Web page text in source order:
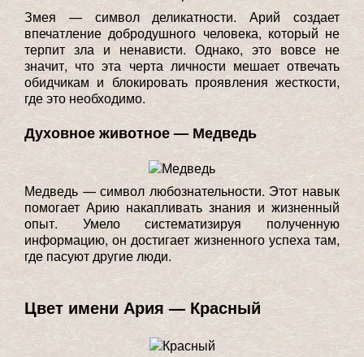
Змея — символ деликатности. Арий создает
впечатление добродушного человека, который не
терпит зла и ненависти. Однако, это вовсе не
значит, что эта черта личности мешает отвечать
обидчикам и блокировать проявления жесткости,
где это необходимо.
Духовное животное — Медведь
Медведь — символ любознательности. Этот навык
помогает Арию накапливать знания и жизненный
опыт. Умело систематизируя полученную
информацию, он достигает жизненного успеха там,
где пасуют другие люди.
Цвет имени Ария — Красный